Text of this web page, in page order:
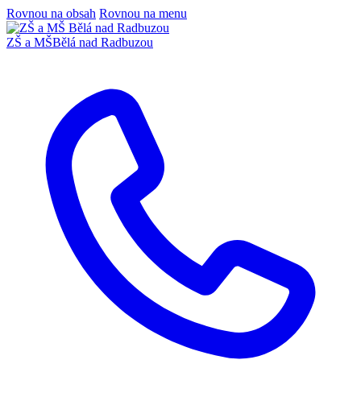
Rovnou na obsah Rovnou na menu
ZŠ a MŠBělá nad Radbuzou